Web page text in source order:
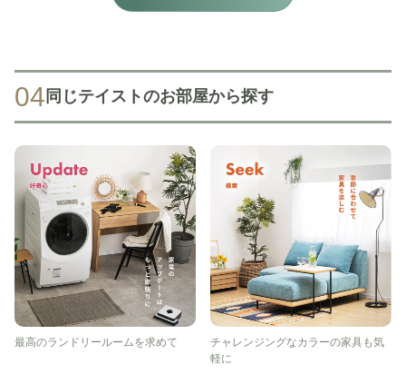
04 同じテイストのお部屋から探す
最高のランドリールームを求めて
チャレンジングなカラーの家具も気
軽に